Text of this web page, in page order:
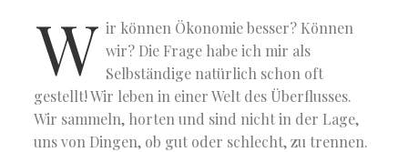
W ir können Ökonomie besser? Können
wir? Die Frage habe ich mir als
Selbständige natürlich schon oft
gestellt! Wir leben in einer Welt des Überflusses.
Wir sammeln, horten und sind nicht in der Lage,
uns von Dingen, ob gut oder schlecht, zu trennen.